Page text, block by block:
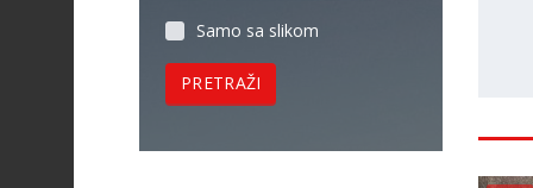
Samo sa slikom
PRETRAŽI